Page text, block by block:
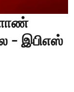
- இபிஎஸ்